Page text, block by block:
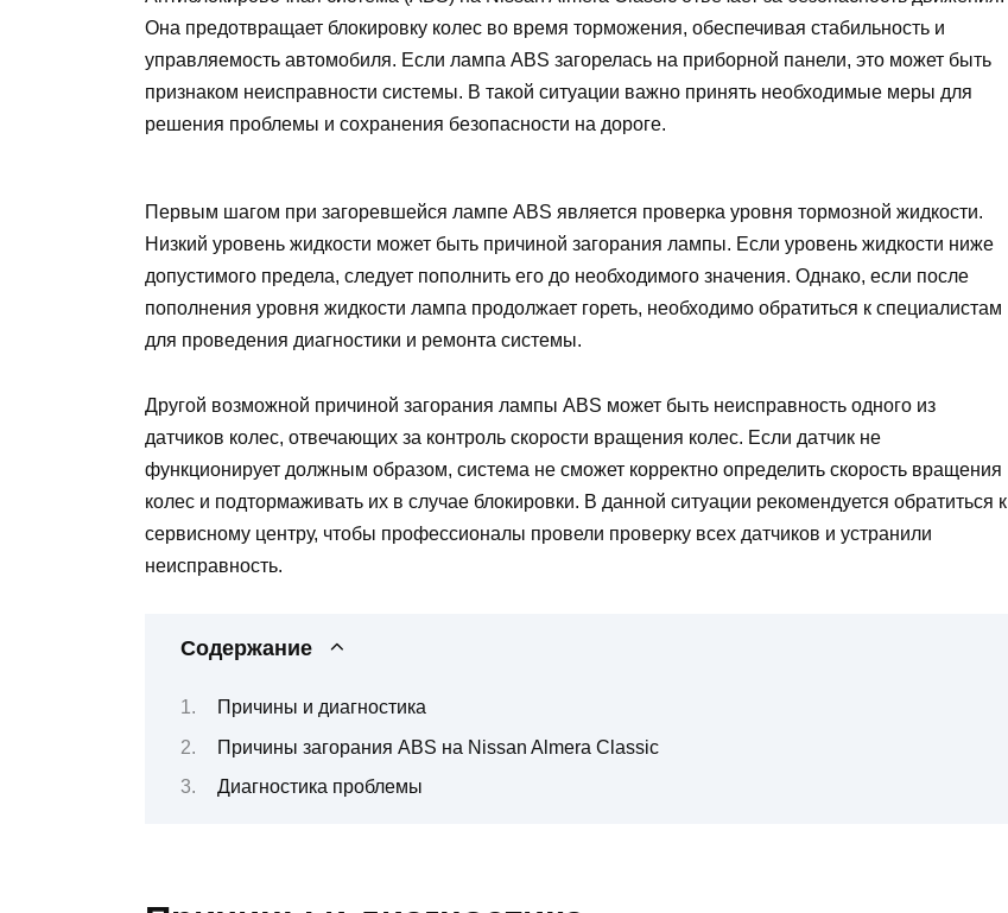
Она предотвращает блокировку колес во время торможения, обеспечивая стабильность и
управляемость автомобиля. Если лампа ABS загорелась на приборной панели, это может быть
признаком неисправности системы. В такой ситуации важно принять необходимые меры для
решения проблемы и сохранения безопасности на дороге.
Первым шагом при загоревшейся лампе ABS является проверка уровня тормозной жидкости.
Низкий уровень жидкости может быть причиной загорания лампы. Если уровень жидкости ниже
допустимого предела, следует пополнить его до необходимого значения. Однако, если после
пополнения уровня жидкости лампа продолжает гореть, необходимо обратиться к специалистам
для проведения диагностики и ремонта системы.
Другой возможной причиной загорания лампы ABS может быть неисправность одного из
датчиков колес, отвечающих за контроль скорости вращения колес. Если датчик не
функционирует должным образом, система не сможет корректно определить скорость вращения
колес и подтормаживать их в случае блокировки. В данной ситуации рекомендуется обратиться к
сервисному центру, чтобы профессионалы провели проверку всех датчиков и устранили
неисправность.
Содержание
Причины и диагностика
Причины загорания ABS на Nissan Almera Classic
Диагностика проблемы